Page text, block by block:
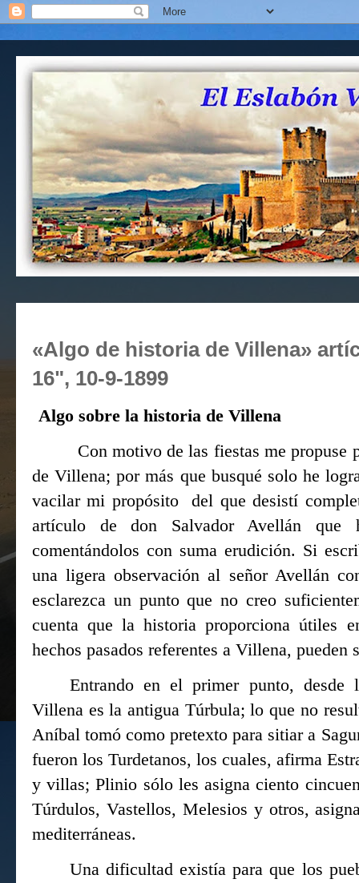
«Algo de historia de Villena»
16", 10-9-1899
Algo sobre la historia de Villena
Con motivo de las fiestas me propuse
de Villena; por más que busqué solo he
vacilar mi propósito del que desistí
artículo de don Salvador Avellán que
comentándolos con suma erudición. Si
una ligera observación al señor Avellán
esclarezca un punto que no creo
cuenta que la historia proporciona útiles
hechos pasados referentes a Villena, pueden
Entrando en el primer punto, desde
Villena es la antigua Túrbula; lo que no
Aníbal tomó como pretexto para sitiar a
fueron los Turdetanos, los cuales, afirma
y villas; Plinio sólo les asigna ciento
Túrdulos, Vastellos, Melesios y otros,
mediterráneas.
Una dificultad existía para que los